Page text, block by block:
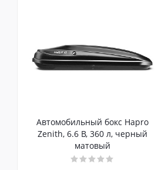
Автомобильный бокс Hapro
Zenith, 6.6 B, 360 л, черный
матовый